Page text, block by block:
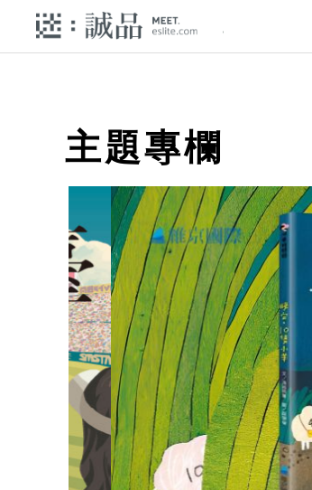
主題專欄